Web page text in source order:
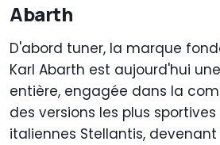
Abarth
D'abord tuner, la marque
Karl Abarth est aujourd'hui
entière, engagée dans la
des versions les plus
italiennes Stellantis, devenant